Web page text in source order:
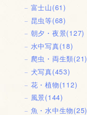
富士山(61)
昆虫等(68)
朝夕・夜景(127)
水中写真(18)
爬虫・両生類(21)
犬写真(453)
花・植物(112)
風景(144)
魚・水中生物(25)